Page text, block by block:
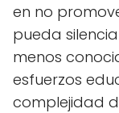
en no
pueda
menos
esfuerzos
complejidad